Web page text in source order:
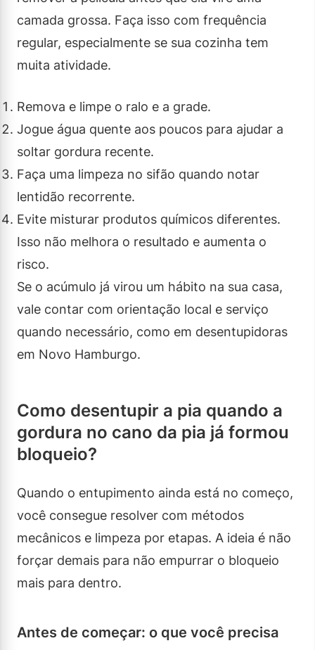
camada grossa. Faça isso com frequência
regular, especialmente se sua cozinha tem
muita atividade.
Remova e limpe o ralo e a grade.
Jogue água quente aos poucos para ajudar a
soltar gordura recente.
Faça uma limpeza no sifão quando notar
lentidão recorrente.
Evite misturar produtos químicos diferentes.
Isso não melhora o resultado e aumenta o
risco.
Se o acúmulo já virou um hábito na sua casa,
vale contar com orientação local e serviço
quando necessário, como em desentupidoras
em Novo Hamburgo.
Como desentupir a pia quando a
gordura no cano da pia já formou
bloqueio?
Quando o entupimento ainda está no começo,
você consegue resolver com métodos
mecânicos e limpeza por etapas. A ideia é não
forçar demais para não empurrar o bloqueio
mais para dentro.
Antes de começar: o que você precisa